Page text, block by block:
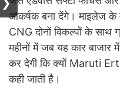
आकर्षक बना देंगे। माइलेज के
CNG दोनों विकल्पों के साथ
महीनों में जब यह कार बाजार
कर देगी कि क्यों Maruti
कही जाती है।
❯